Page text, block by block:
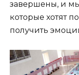
завершены, и
которые хотят
получить